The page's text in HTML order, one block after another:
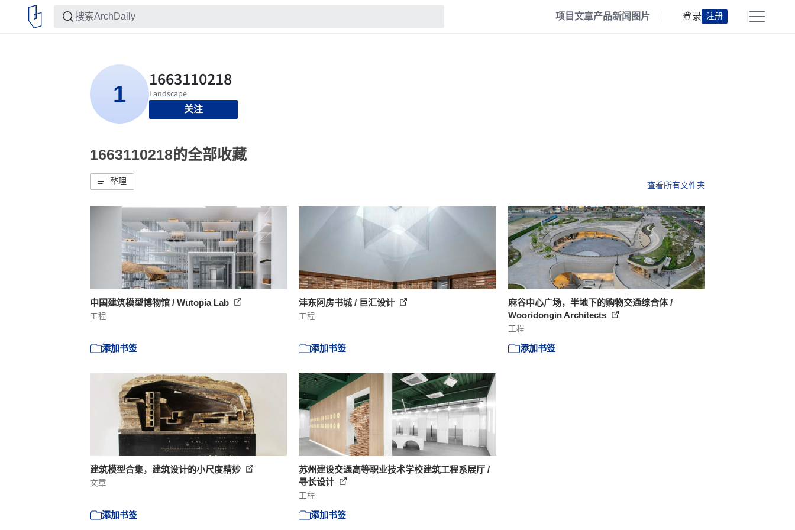
项目文章产品新闻 图片 登录 注册
关注
1663110218的全部收藏
整理 查看所有文件夹
中国建筑模型博物馆 / Wutopia Lab
工程
添加书签
沣东阿房书城 / 巨汇设计
工程
添加书签
麻谷中心广场，半地下的购物交通综合体 /
Wooridongin Architects
工程
添加书签
建筑模型合集，建筑设计的小尺度精妙
文章
添加书签
苏州建设交通高等职业技术学校建筑工程系展厅 /
寻长设计
工程
添加书签